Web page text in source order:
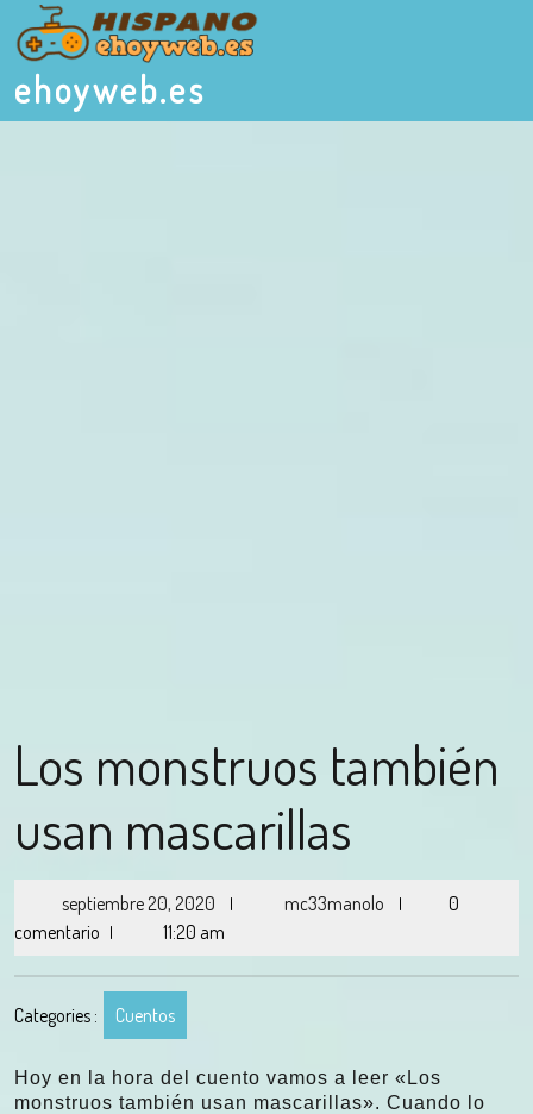
ehoyweb.es
Los monstruos también
usan mascarillas
septiembre 20, 2020 | mc33manolo |
0
comentario | 11:20 am
Categories : Cuentos
Hoy en la hora del cuento vamos a leer «Los
monstruos también usan mascarillas». Cuando lo